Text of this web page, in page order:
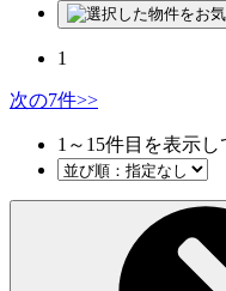
1
次の7件>>
1 ～ 15件目を表示し